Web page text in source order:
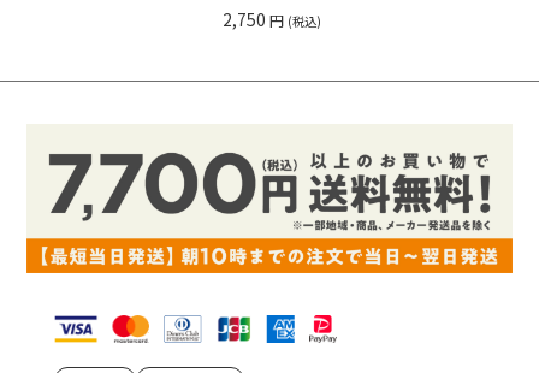
2,750円 (税込)